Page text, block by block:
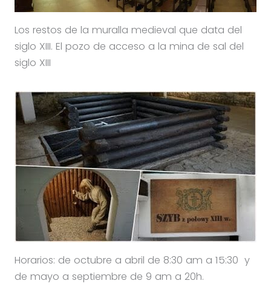
Los restos de la muralla medieval que data del
siglo XIII. El pozo de acceso a la mina de sal del
siglo XIII
Horarios: de octubre a abril de 8:30 am a 15:30 y
de mayo a septiembre de 9 am a 20h.